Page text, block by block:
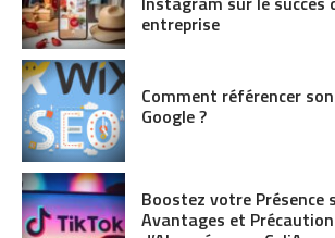
entreprise
Comment référencer
Google ?
Boostez votre Présence
Avantages et